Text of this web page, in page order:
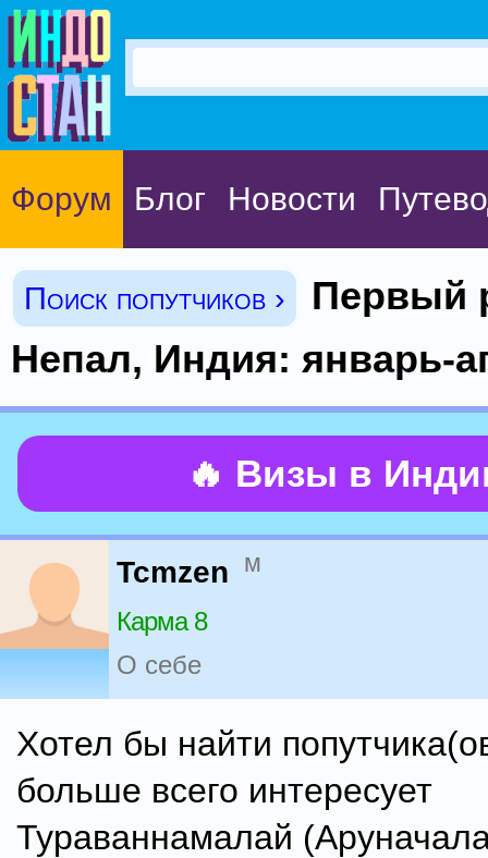
Форум Блог Новости
Поиск попутчиков ›
Первый
Непал, Индия: январь-
🔥 Визы в
Tcmzen м
Карма 8
О себе
Хотел бы найти
больше всего интересует
Тураваннамалай